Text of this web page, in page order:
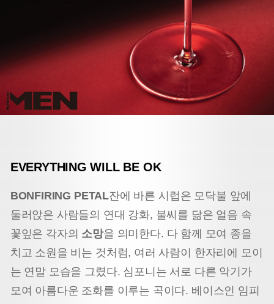
EVERYTHING WILL BE OK
BONFIRING PETAL잔에 바른 시럽은 모닥불 앞에
둘러앉은 사람들의 연대 강화, 불씨를 닮은 얼음 속
꽃잎은 각자의 소망을 의미한다. 다 함께 모여 종을
치고 소원을 비는 것처럼, 여러 사람이 한자리에 모이
는 연말 모습을 그렸다. 심포니는 서로 다른 악기가
모여 아름다운 조화를 이루는 곡이다. 베이스인 임피